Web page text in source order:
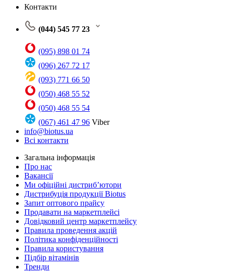
Контакти
(044) 545 77 23
(095) 898 01 74
(096) 267 72 17
(093) 771 66 50
(050) 468 55 52
(050) 468 55 54
(067) 461 47 96 Viber
info@biotus.ua
Всі контакти
Загальна інформація
Про нас
Вакансії
Ми офіційні дистриб’ютори
Дистрибуція продукції Biotus
Запит оптового прайсу
Продавати на маркетплейсі
Довідковий центр маркетплейсу
Правила проведення акцій
Політика конфіденційності
Правила користування
Підбір вітамінів
Тренди